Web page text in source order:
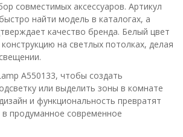
совместимых аксессуаров. Артикул
найти модель в каталогах, а
качество бренда. Белый цвет
на светлых потолках, делая
A550133, чтобы создать
или выделить зоны в комнате
и функциональность превратят
продуманное современное